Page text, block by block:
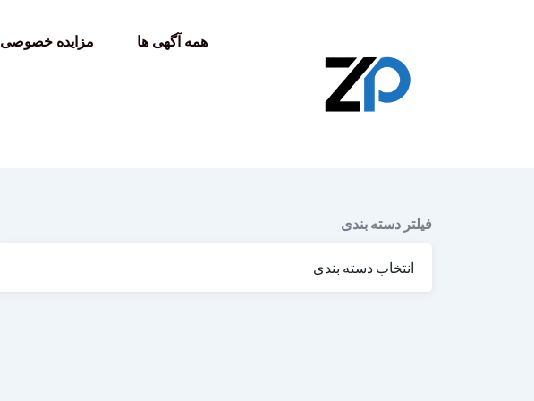
همه آگهی ها مزایده خصوصی
فیلتر دسته بندی